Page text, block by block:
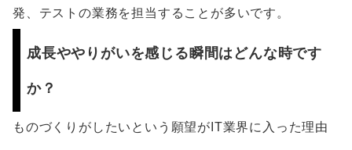
発、テストの業務を担当することが多いです。
成長ややりがいを感じる瞬間はどんな時です
か？
ものづくりがしたいという願望がIT業界に入った理由